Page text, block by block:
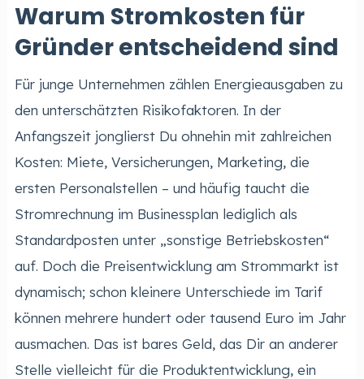
Warum Stromkosten für
Gründer entscheidend sind
Für junge Unternehmen zählen Energieausgaben zu
den unterschätzten Risikofaktoren. In der
Anfangszeit jonglierst Du ohnehin mit zahlreichen
Kosten: Miete, Versicherungen, Marketing, die
ersten Personalstellen – und häufig taucht die
Stromrechnung im Businessplan lediglich als
Standardposten unter „sonstige Betriebskosten“
auf. Doch die Preisentwicklung am Strommarkt ist
dynamisch; schon kleinere Unterschiede im Tarif
können mehrere hundert oder tausend Euro im Jahr
ausmachen. Das ist bares Geld, das Dir an anderer
Stelle vielleicht für die Produktentwicklung, ein